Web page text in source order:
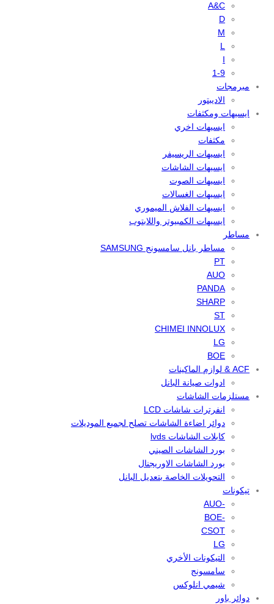
A&C
D
M
L
I
1-9
مبرمجات
الاديبتور
ايسيهات ومكثفات
ايسيهات اخري
مكثفات
ايسيهات الريسيفر
ايسيهات الشاشات
ايسيهات الصوت
ايسيهات الغسالات
ايسيهات الفلاش الميموري
ايسيهات الكمبيوتر واللابتوب
مساطر
مساطر بانل سامسونج SAMSUNG
PT
AUO
PANDA
SHARP
ST
CHIMEI INNOLUX
LG
BOE
ACF & لوازم الماكينات
ادوات صيانة البانل
مستلزمات الشاشات
انفرترات شاشات LCD
دوائر اضاءة الشاشات تصلح لجميع الموديلات
كابلات الشاشات lvds
بورد الشاشات الصيني
بورد الشاشات الاوريجنال
التحويلات الخاصة بتعديل البانل
تيكونات
-AUO
-BOE
CSOT
LG
التيكونات الأخري
سامسونج
شيمي انلوكس
دوائر باور